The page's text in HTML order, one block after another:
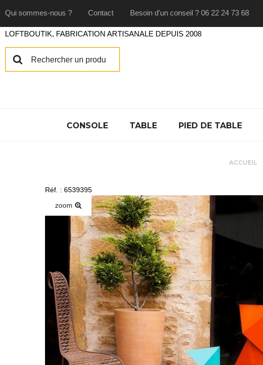
Qui sommes-nous ? Contact Besoin d'un conseil ? 06 22 24 73 68
CONSOLE TABLE PIED DE TABLE
ACCUEIL
Réf. : 6539395
zoom
LOFTBOUTIK, FABRICATION ARTISANALE DEPUIS 2008